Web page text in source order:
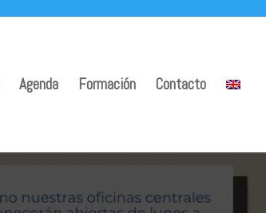
Agenda Formación Contacto